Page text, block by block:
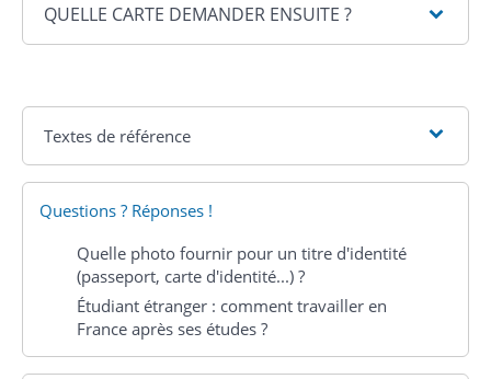
QUELLE CARTE DEMANDER ENSUITE ?
Textes de référence
Questions ? Réponses !
Quelle photo fournir pour un titre d'identité
(passeport, carte d'identité...) ?
Étudiant étranger : comment travailler en
France après ses études ?